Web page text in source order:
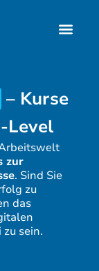
– Kurse
Level
zur
. Sind Sie
zu
das
sein.